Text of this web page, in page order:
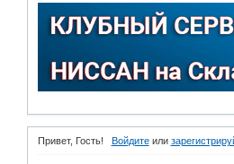
Привет, Гость! Войдитеили